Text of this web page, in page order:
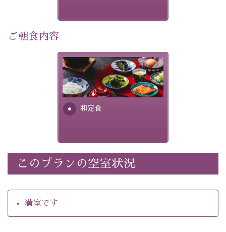
・諏訪大社4社を巡る無料参拝バス（事前予約制）
・館内着をご用意
・環境に配慮したアメニティをご用意
・館内フリーWi-Fi
・チェックイン15時、チェックアウト10時
いう昔の暦による料理表現）
・朝食はこだわりの味噌汁をはじめとした和定食
【温泉】
自家源泉「美翠源泉」は酸化の進みが遅く新鮮で若返り
ご朝食内容
和定食
さっぱりとした和食膳に使わ
れる食材は、諏訪の名産品を
ふんだんに取り入れ、安心・
安全を心掛けた長野県産...
このプランの空室状況
満室です